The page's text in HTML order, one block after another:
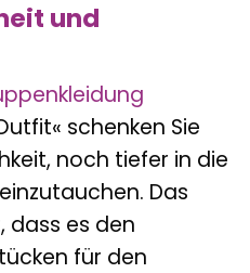
und
schenken Sie
noch tiefer in die
Das
es den
für den